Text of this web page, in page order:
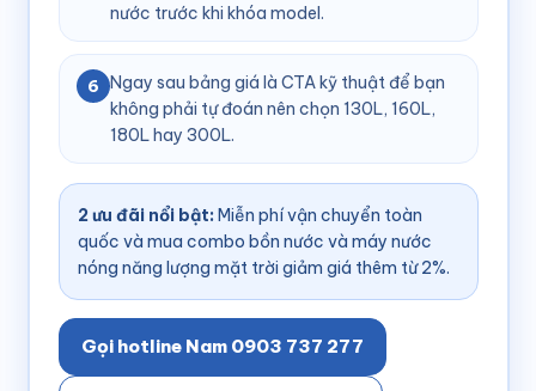
nước trước khi khóa model.
6 Ngay sau bảng giá là CTA kỹ thuật để bạn
không phải tự đoán nên chọn 130L, 160L,
180L hay 300L.
2 ưu đãi nổi bật: Miễn phí vận chuyển toàn
quốc và mua combo bồn nước và máy nước
nóng năng lượng mặt trời giảm giá thêm từ 2%.
Gọi hotline Nam 0903 737 277